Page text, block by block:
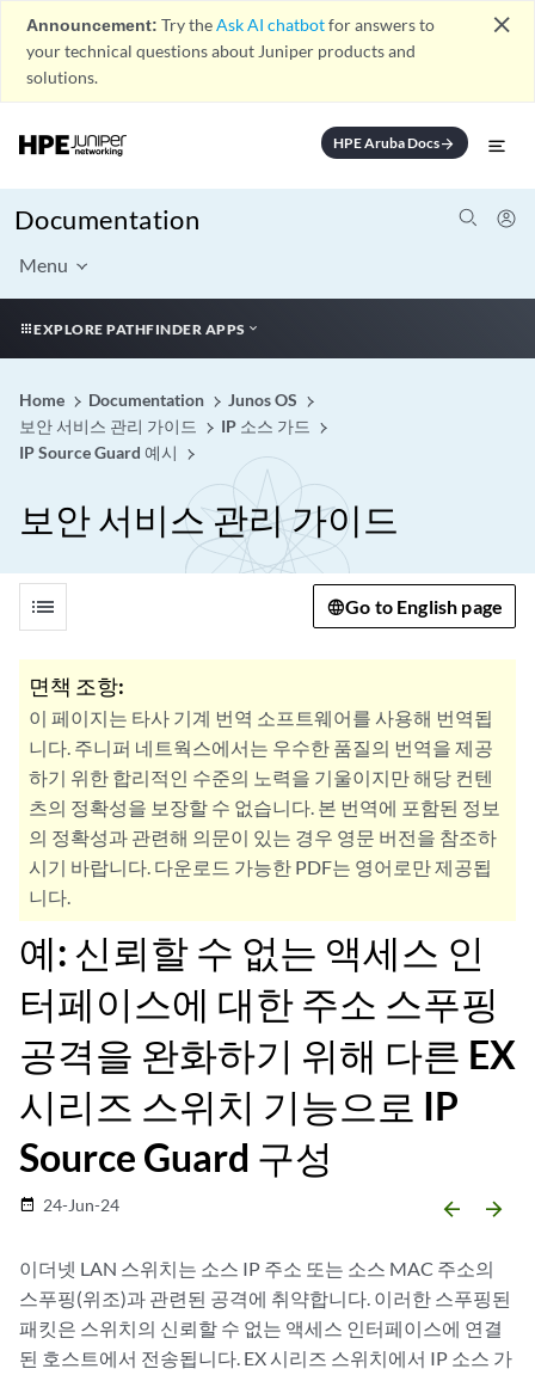
Announcement: Try theAsk AI chatbotfor answers to
your technical questions about Juniper products and
solutions.
close
HPE Aruba Docsarrow_forward
Documentation
Menu
EXPLORE PATHFINDER APPS
Home Documentation
Junos OS
보안 서비스 관리 가이드
IP 소스 가드
IP Source Guard 예시
보안 서비스 관리 가이드
list Go to English page
면책 조항:
이 페이지는 타사 기계 번역 소프트웨어를 사용해 번역됩
니다. 주니퍼 네트웍스에서는 우수한 품질의 번역을 제공
하기 위한 합리적인 수준의 노력을 기울이지만 해당 컨텐
츠의 정확성을 보장할 수 없습니다. 본 번역에 포함된 정보
의 정확성과 관련해 의문이 있는 경우 영문 버전을 참조하
시기 바랍니다. 다운로드 가능한 PDF는 영어로만 제공됩
니다.
예: 신뢰할 수 없는 액세스 인
터페이스에 대한 주소 스푸핑
공격을 완화하기 위해 다른 EX
시리즈 스위치 기능으로 IP
Source Guard 구성
date_range 24-Jun-24 arrow_backward arrow_forward
이더넷 LAN 스위치는 소스 IP 주소 또는 소스 MAC 주소의
스푸핑(위조)과 관련된 공격에 취약합니다. 이러한 스푸핑된
패킷은 스위치의 신뢰할 수 없는 액세스 인터페이스에 연결
된 호스트에서 전송됩니다. EX 시리즈 스위치에서 IP 소스 가